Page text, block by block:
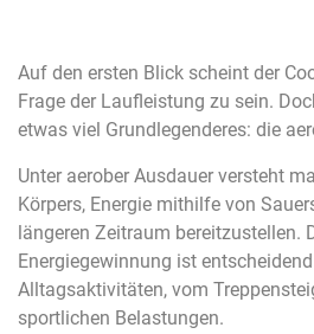
Auf den ersten Blick scheint der
Frage der Laufleistung zu sein.
etwas viel Grundlegenderes: die
Unter aerober Ausdauer versteht
Körpers, Energie mithilfe von
längeren Zeitraum bereitzustellen.
Energiegewinnung ist
Alltagsaktivitäten, vom
sportlichen Belastungen.